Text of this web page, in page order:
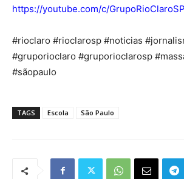
https://youtube.com/c/GrupoRioClaroSP
#rioclaro #rioclarosp #noticias
#gruporioclaro #gruporioclarosp
#sãopaulo
TAGS Escola São Paulo